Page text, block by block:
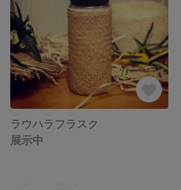
ラウハラフラスク
展示中